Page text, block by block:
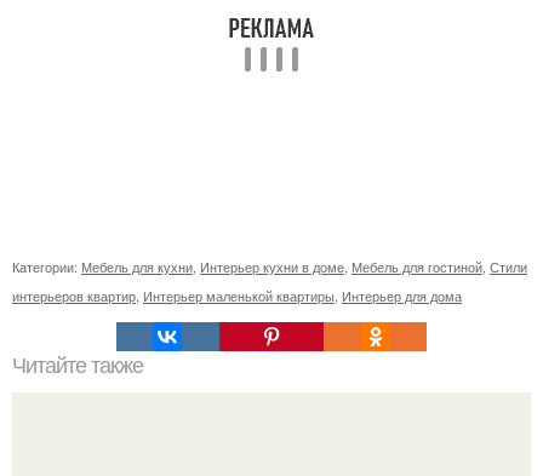
Категории: Мебель для кухни Интерьер кухни в доме Мебель для гостиной Стили
интерьеров квартир Интерьер маленькой квартиры Интерьер для дома
Читайте также